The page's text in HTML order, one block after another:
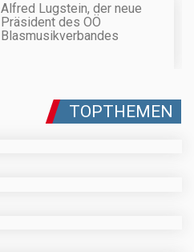
Alfred Lugstein, der neue
Präsident des OÖ
Blasmusikverbandes
TOPTHEMEN